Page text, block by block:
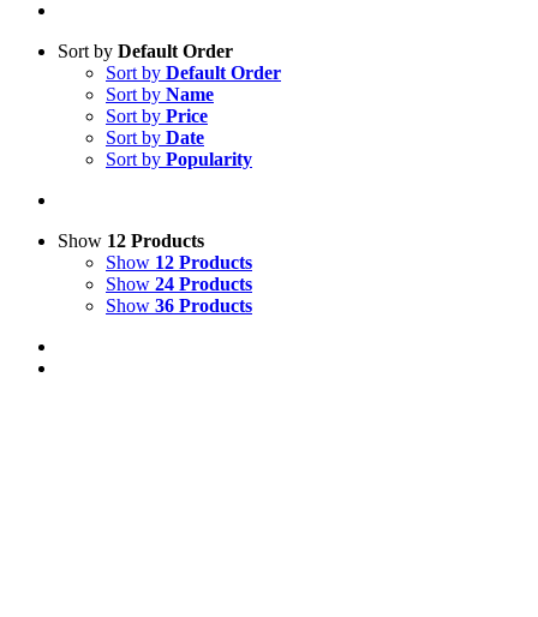
Sort by Default Order
Sort by Default Order
Sort by Name
Sort by Price
Sort by Date
Sort by Popularity
Show 12 Products
Show 12 Products
Show 24 Products
Show 36 Products